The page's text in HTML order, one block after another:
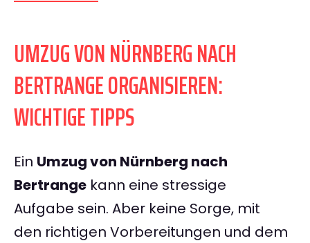
UMZUG VON NÜRNBERG NACH
BERTRANGE ORGANISIEREN:
WICHTIGE TIPPS
Ein Umzug von Nürnberg nach
Bertrange kann eine stressige
Aufgabe sein. Aber keine Sorge, mit
den richtigen Vorbereitungen und dem